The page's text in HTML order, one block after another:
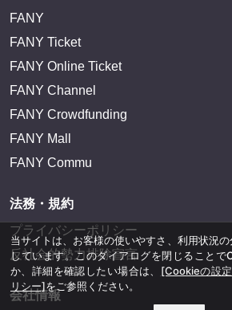
FANY
FANY Ticket
FANY Online Ticket
FANY Channel
FANY Crowdfunding
FANY Mall
FANY Commu
法務・規約
プライバシーポリシー
反社会的勢力排除宣言
会社情報
当サイトは、お客様の使いやすさ、利用状況
しています。このダイアログを閉じることで
か、詳細を確認したい場合は、 [Cookieの設
リシー]をご参照ください。